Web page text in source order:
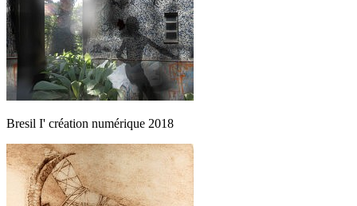
Bresil I' création numérique 2018